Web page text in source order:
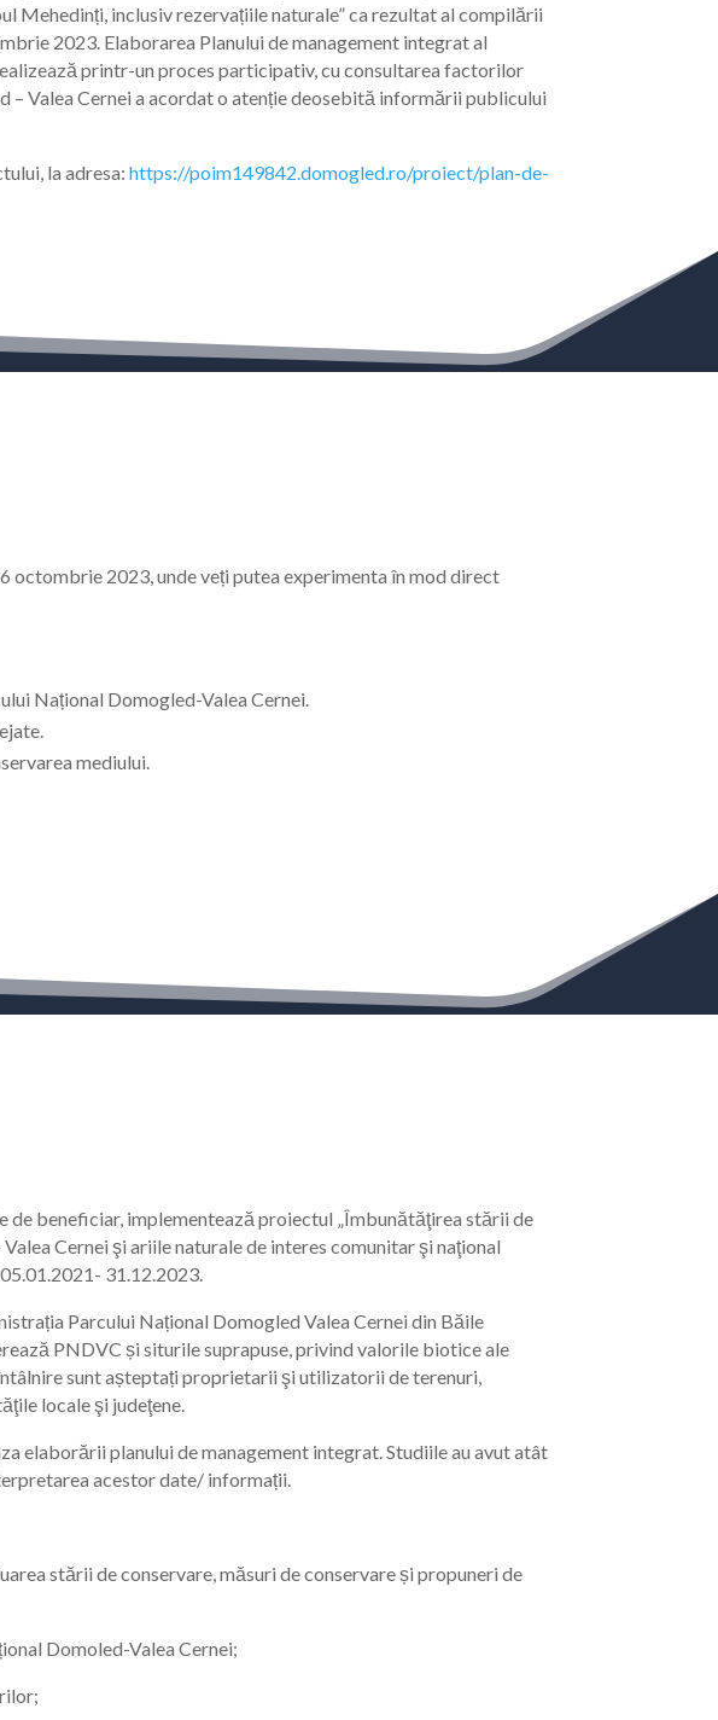
Mehedinți, inclusiv rezervațiile naturale” ca rezultat al compilării
2023. Elaborarea Planului de management integrat al
printr-un proces participativ, cu consultarea factorilor
Valea Cernei a acordat o atenție deosebită informării publicului
la adresa:https://poim149842.domogled.ro/proiect/plan-de-
2023, unde veți putea experimenta în mod direct
Național Domogled-Valea Cernei.
mediului.
de beneficiar, implementează proiectul „Îmbunătăţirea stării de
Cernei şi ariile naturale de interes comunitar şi naţional
31.12.2023.
Parcului Național Domogled Valea Cernei din Băile
PNDVC și siturile suprapuse, privind valorile biotice ale
sunt așteptați proprietarii şi utilizatorii de terenuri,
locale şi judeţene.
elaborării planului de management integrat. Studiile au avut atât
acestor date/ informații.
stării de conservare, măsuri de conservare și propuneri de
Domoled-Valea Cernei;